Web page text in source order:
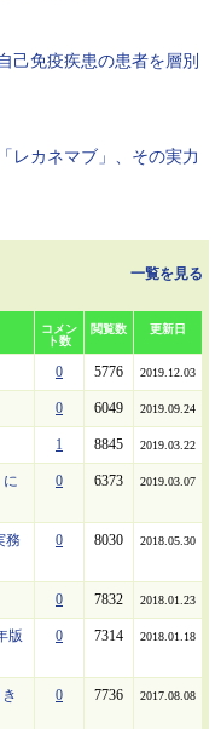
己免疫疾患の患者を層別
レカネマブ」、その実力
一覧を見る
コメン
ト数
閲覧数 更新日
0 5776 2019.12.03
0 6049 2019.09.24
1 8845 2019.03.22
に
0 6373 2019.03.07
務
0 8030 2018.05.30
0 7832 2018.01.23
版
0 7314 2018.01.18
0 7736 2017.08.08